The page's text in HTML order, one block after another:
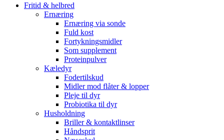
Fritid & helbred
Ernæring
Ernæring via sonde
Fuld kost
Fortykningsmidler
Som supplement
Proteinpulver
Kæledyr
Fodertilskud
Midler mod flåter & lopper
Pleje til dyr
Probiotika til dyr
Husholdning
Briller & kontaktlinser
Håndsprit